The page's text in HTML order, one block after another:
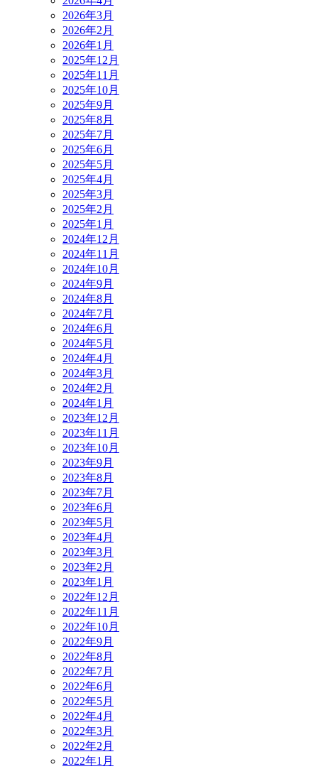
2026年3月
2026年2月
2026年1月
2025年12月
2025年11月
2025年10月
2025年9月
2025年8月
2025年7月
2025年6月
2025年5月
2025年4月
2025年3月
2025年2月
2025年1月
2024年12月
2024年11月
2024年10月
2024年9月
2024年8月
2024年7月
2024年6月
2024年5月
2024年4月
2024年3月
2024年2月
2024年1月
2023年12月
2023年11月
2023年10月
2023年9月
2023年8月
2023年7月
2023年6月
2023年5月
2023年4月
2023年3月
2023年2月
2023年1月
2022年12月
2022年11月
2022年10月
2022年9月
2022年8月
2022年7月
2022年6月
2022年5月
2022年4月
2022年3月
2022年2月
2022年1月